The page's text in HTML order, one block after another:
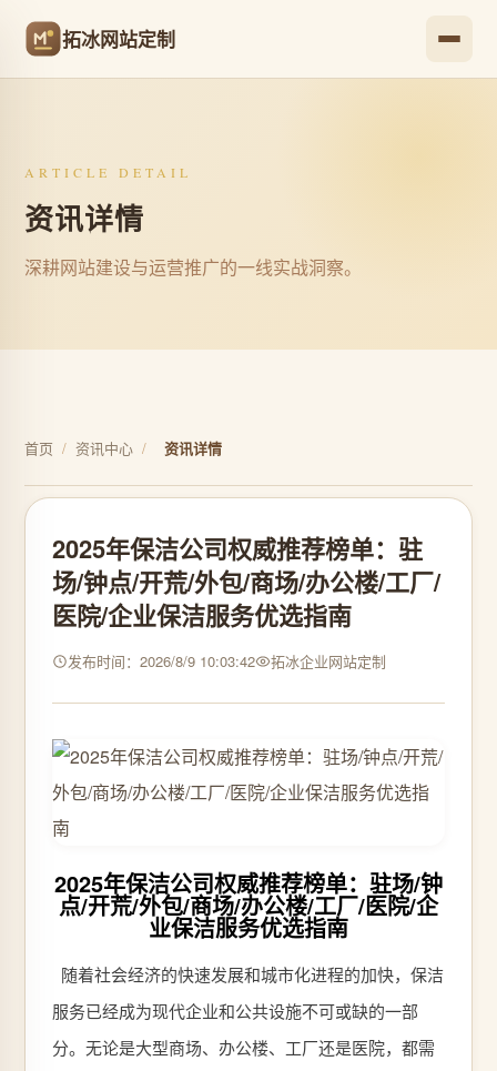
拓冰网站定制
ARTICLE DETAIL
资讯详情
深耕网站建设与运营推广的一线实战洞察。
首页 / 资讯中心 / 资讯详情
2025年保洁公司权威推荐榜单：驻
场/钟点/开荒/外包/商场/办公楼/工厂/
医院/企业保洁服务优选指南
发布时间：2026/8/9 10:03:42 拓冰企业网站定制
2025年保洁公司权威推荐榜单：驻场/钟
点/开荒/外包/商场/办公楼/工厂/医院/企
业保洁服务优选指南
随着社会经济的快速发展和城市化进程的加快，保洁
服务已经成为现代企业和公共设施不可或缺的一部
分。无论是大型商场、办公楼、工厂还是医院，都需